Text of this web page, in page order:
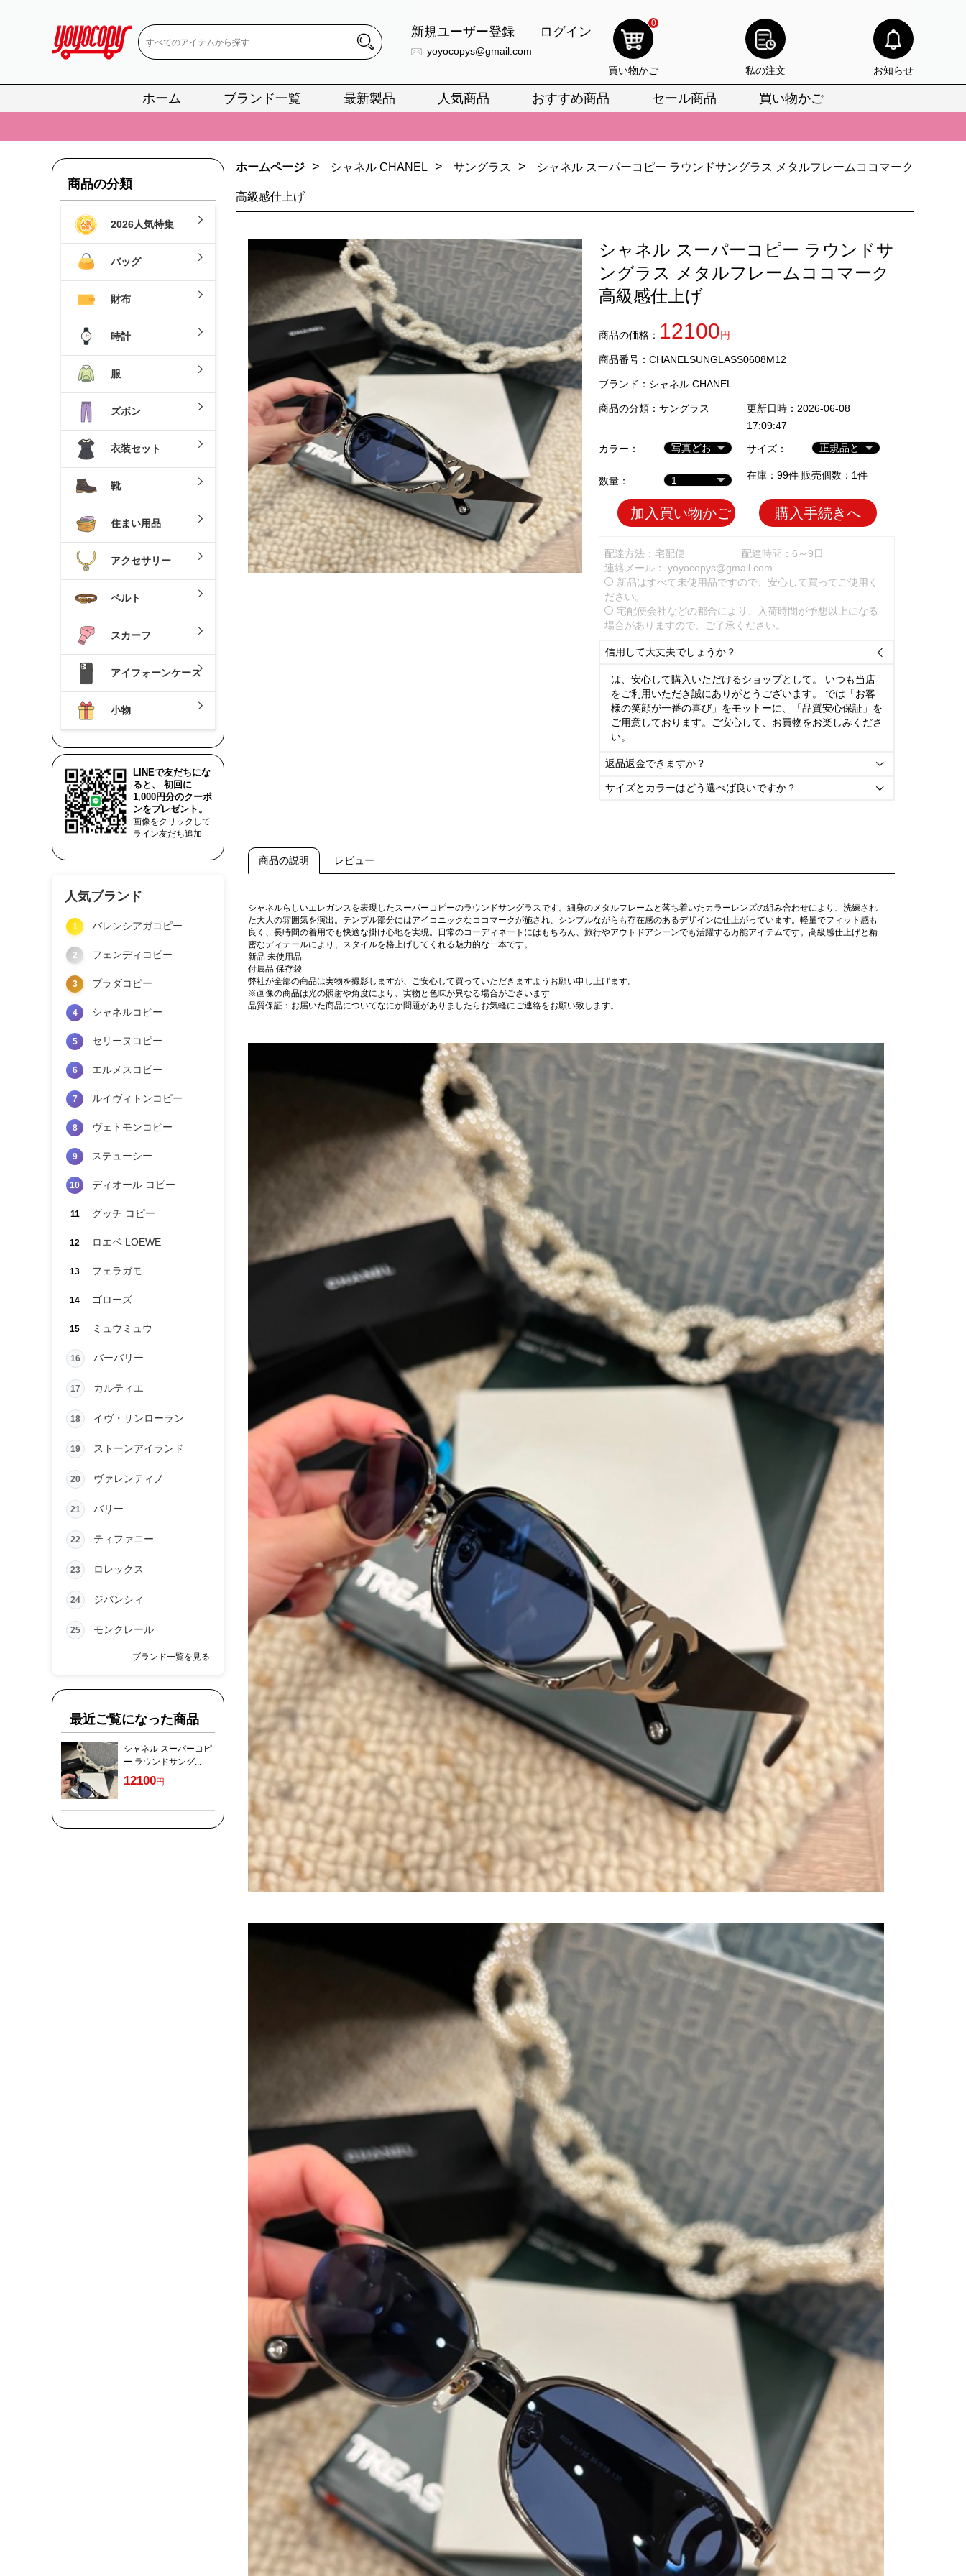
新規ユーザー登録 ログイン
yoyocopys@gmail.com
0
買い物かご 私の注文 お知らせ
ホーム ブランド一覧 最新製品 人気商品 おすすめ商品 セール商品 買い物かご
📢 当店は正真正銘のn級スーパーコピーのみ取扱い。最高品質の再現度を安心してお選びいただけます。
📢 2026春の新作続々更新中！期間中のご注文でお得な割引をご利用いただけます。
📢 新作入荷！ルイ・ヴィトンスーパーコピー バッグ最新モデルが登場。上質な仕上がりをお見逃しなく。
📢 当店は正真正銘のn級スーパーコピーのみ取扱い。最高品質の再現度を安心してお選びいただけます。
新作入荷！ルイ・ヴィトンスーパーコピー バッグ最新モデルが登場。上質な仕上がりをお見逃しなく。
商品の分類
2026人気特集
バッグ
財布
時計
服
ズボン
衣装セット
靴
住まい用品
アクセサリー
ベルト
スカーフ
アイフォーンケース
小物
LINEで友だちにな
ると、 初回に
1,000円分のクーポ
ンをプレゼント。
画像をクリックして
ライン友だち追加
人気ブランド
1 バレンシアガコピー
2 フェンディコピー
3 プラダコピー
4 シャネルコピー
5 セリーヌコピー
6 エルメスコピー
7 ルイヴィトンコピー
8 ヴェトモンコピー
9 ステューシー
10 ディオール コピー
11 グッチ コピー
12 ロエベ LOEWE
13 フェラガモ
14 ゴローズ
15 ミュウミュウ
16 バーバリー
17 カルティエ
18 イヴ・サンローラン
19 ストーンアイランド
20 ヴァレンティノ
21 バリー
22 ティファニー
23 ロレックス
24 ジバンシィ
25 モンクレール
ブランド一覧を見る
最近ご覧になった商品
シャネル スーパーコピ
ー ラウンドサング...
12100円
ホームページ > シャネル CHANEL > サングラス > シャネル スーパーコピー ラウンドサングラス メタルフレームココマーク
高級感仕上げ
シャネル スーパーコピー ラウンドサ
ングラス メタルフレームココマーク
高級感仕上げ
商品の価格： 12100円
商品番号：CHANELSUNGLASS0608M12
ブランド： シャネル CHANEL
商品の分類： サングラス
更新日時：2026-06-08
17:09:47
カラー：
サイズ：
数量： 在庫：99件 販売個数：1件
加入買い物かご 購入手続きへ
配達方法：宅配便
配達時間：6～9日
連絡メール： yoyocopys@gmail.com
新品はすべて未使用品ですので、安心して買ってご使用く
ださい。
宅配便会社などの都合により、入荷時間が予想以上になる
場合がありますので、ご了承ください。
信用して大丈夫でしょうか？ 
は、安心して購入いただけるショップとして。 いつも当店
をご利用いただき誠にありがとうございます。 では「お客
様の笑顔が一番の喜び」をモットーに、「品質安心保証」を
ご用意しております。ご安心して、お買物をお楽しみくださ
い。
返品返金できますか？ 
サイズとカラーはどう選べば良いですか？ 
商品の説明 レビュー
シャネルらしいエレガンスを表現したスーパーコピーのラウンドサングラスです。細身のメタルフレームと落ち着いたカラーレンズの組み合わせにより、洗練され
た大人の雰囲気を演出。テンプル部分にはアイコニックなココマークが施され、シンプルながらも存在感のあるデザインに仕上がっています。軽量でフィット感も
良く、長時間の着用でも快適な掛け心地を実現。日常のコーディネートにはもちろん、旅行やアウトドアシーンでも活躍する万能アイテムです。高級感仕上げと精
密なディテールにより、スタイルを格上げしてくれる魅力的な一本です。
新品 未使用品
付属品 保存袋
弊社が全部の商品は実物を撮影しますが、ご安心して買っていただきますようお願い申し上げます。
※画像の商品は光の照射や角度により、実物と色味が異なる場合がございます
品質保証：お届いた商品についてなにか問題がありましたらお気軽にご連絡をお願い致します。